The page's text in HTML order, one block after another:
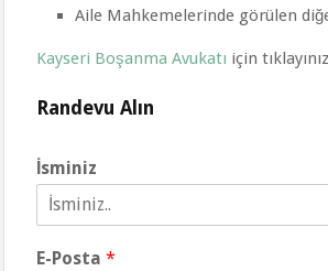
Aile Mahkemelerinde görülen
Kayseri Boşanma Avukatı için
Randevu Alın
İsminiz
E-Posta *